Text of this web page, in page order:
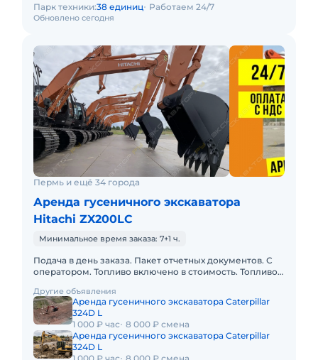
Обновлено сегодня
Парк техники:38 единиц Работаем 24/7
Пермь и ещё 34 города
Аренда гусеничного экскаватора
Hitachi ZX200LC
Минимальное время заказа: 7+1 ч.
Подача в день заказа. Пакет отчетных документов. С
оператором. Топливо включено в стоимость. Топливо
Краткосрочная а
Другие объявления
Аренда гусеничного экскаватора Caterpillar
324D L
1 000 ₽ час
8 000 ₽ смена
Аренда гусеничного экскаватора Caterpillar
324D L